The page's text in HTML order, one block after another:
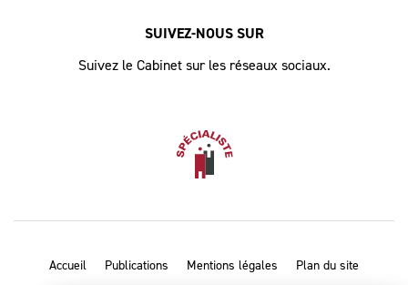
SUIVEZ-NOUS SUR
Suivez le Cabinet sur les réseaux sociaux.
Accueil Publications Mentions légales Plan du site